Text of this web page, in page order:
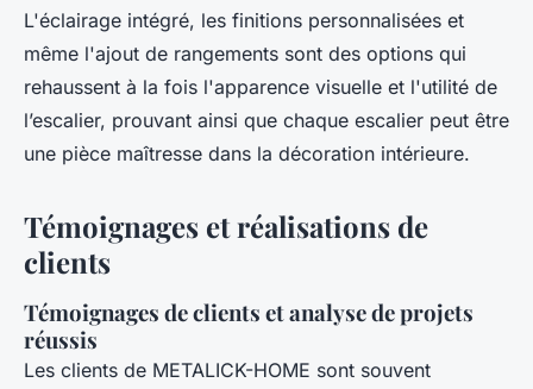
L'éclairage intégré, les finitions personnalisées et
même l'ajout de rangements sont des options qui
rehaussent à la fois l'apparence visuelle et l'utilité de
l’escalier, prouvant ainsi que chaque escalier peut être
une pièce maîtresse dans la décoration intérieure.
Témoignages et réalisations de
clients
Témoignages de clients et analyse de projets
réussis
Les clients de METALICK-HOME sont souvent